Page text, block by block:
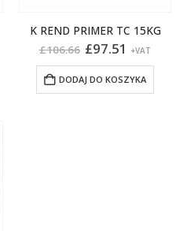
K REND PRIMER TC 15KG
£106.66 Pierwotna
cena
wynosiła:
£106.66.
£97.51 Aktualna
cena
wynosi:
£97.51.
+VAT
DODAJ DO KOSZYKA